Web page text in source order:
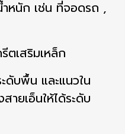
หนัก เช่น ที่จอดรถ ,
ตเสริมเหล็ก
ดับพื้น และแนวใน
ายเอ็นให้ได้ระดับ